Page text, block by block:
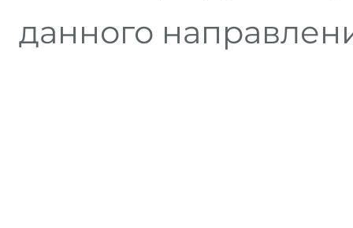
данного